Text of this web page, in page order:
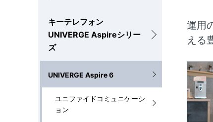
を
ビ
ゲ
シ
キーテレフォン
UNIVERGE Aspireシリー
ズ
UNIVERGE Aspire 6
ユニファイドコミュニケーシ
ョン
運用
える